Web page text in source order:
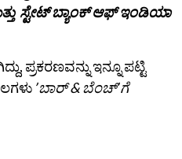
ಸ್ಟೇಟ್ ಬ್ಯಾಂಕ್ ಆಫ್ ಇಂಡಿಯಾ
ಪ್ರಕರಣವನ್ನು ಇನ್ನೂ ಪಟ್ಟಿ
ʼಬಾರ್ & ಬೆಂಚ್‌ʼಗೆ